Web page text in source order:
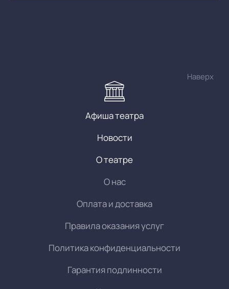
Наверх
Афиша театра
Новости
О театре
О нас
Оплата и доставка
Правила оказания услуг
Политика конфиденциальности
Гарантия подлинности